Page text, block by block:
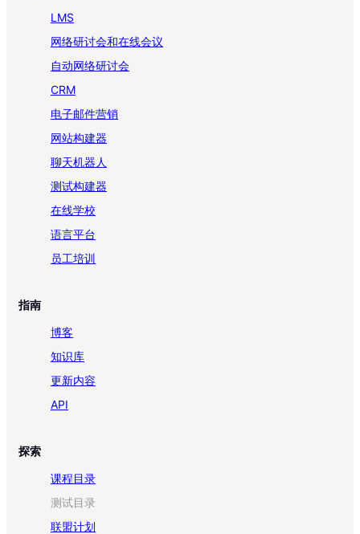
LMS
网络研讨会和在线会议
自动网络研讨会
CRM
电子邮件营销
网站构建器
聊天机器人
测试构建器
在线学校
语言平台
员工培训
指南
博客
知识库
更新内容
API
探索
课程目录
测试目录
联盟计划